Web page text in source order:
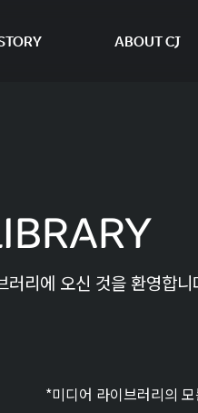
ABOUT CJ
리에 오신 것을 환영합니
*미디어 라이브러리의